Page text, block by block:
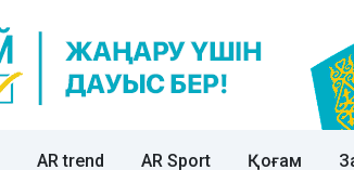
AR trend AR Sport Қоғам